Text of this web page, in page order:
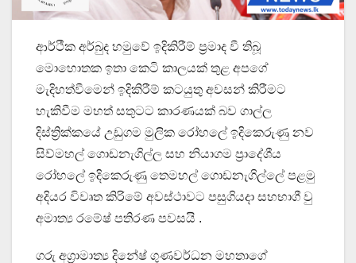
ආර්ථීක අර්බුද හමුවේ ඉදිකිරීම් ප්‍රමාද වී තිබූ
මොහොතක ඉතා කෙටි කාලයක් තුළ අපගේ
මැදිහත්වීමෙන් ඉදිකිරීම් කටයුතු අවසන් කිරීමට
හැකිවීම මහත් සතුටට කාරණයක් බව ගාල්ල
දිස්ත්‍රික්කයේ උඩුගම මුලික රෝහලේ ඉදිකෙරුණු නව
සිව්මහල් ගොඩනැගිල්ල සහ නියාගම ප්‍රාදේශීය
රෝහලේ ඉදිකෙරුණු තෙමහල් ගොඩනැගිල්ලේ පළමු
අදියර විවෘත කිරිමේ අවස්ථාවට පසුගියදා සහභාගී වු
අමාත්‍ය රමේෂ් පතිරණ පවසයි .
ගරු අග්‍රාමාත්‍ය දිනේෂ් ගුණවර්ධන මහතාගේ